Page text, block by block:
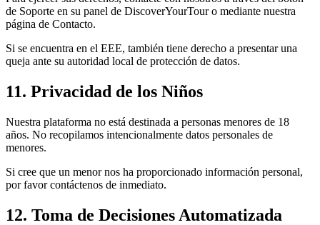
de Soporte en su panel de DiscoverYourTour o mediante nuestra
página de Contacto.
Si se encuentra en el EEE, también tiene derecho a presentar una
queja ante su autoridad local de protección de datos.
11. Privacidad de los Niños
Nuestra plataforma no está destinada a personas menores de 18
años. No recopilamos intencionalmente datos personales de
menores.
Si cree que un menor nos ha proporcionado información personal,
por favor contáctenos de inmediato.
12. Toma de Decisiones Automatizada